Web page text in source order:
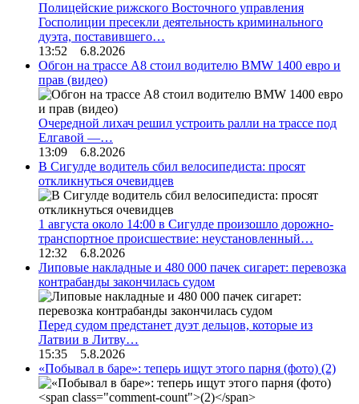
Полицейские рижского Восточного управления
Госполиции пресекли деятельность криминального
дуэта, поставившего…
13:52 6.8.2026
Обгон на трассе А8 стоил водителю BMW 1400 евро и
прав (видео)
Очередной лихач решил устроить ралли на трассе под
Елгавой —…
13:09 6.8.2026
В Сигулде водитель сбил велосипедиста: просят
откликнуться очевидцев
1 августа около 14:00 в Сигулде произошло дорожно-
транспортное происшествие: неустановленный…
12:32 6.8.2026
Липовые накладные и 480 000 пачек сигарет: перевозка
контрабанды закончилась судом
Перед судом предстанет дуэт дельцов, которые из
Латвии в Литву…
15:35 5.8.2026
«Побывал в баре»: теперь ищут этого парня (фото) (2)